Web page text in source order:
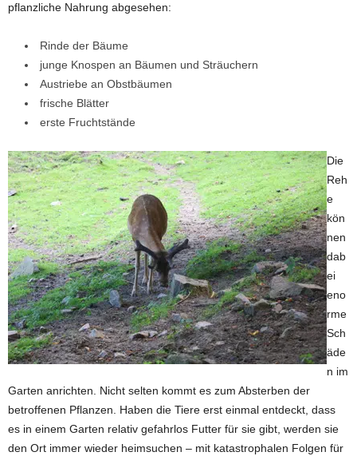
pflanzliche Nahrung abgesehen:
Rinde der Bäume
junge Knospen an Bäumen und Sträuchern
Austriebe an Obstbäumen
frische Blätter
erste Fruchtstände
Die
Reh
e
kön
nen
dab
ei
eno
rme
Sch
äde
n im
Garten anrichten. Nicht selten kommt es zum Absterben der
betroffenen Pflanzen. Haben die Tiere erst einmal entdeckt, dass
es in einem Garten relativ gefahrlos Futter für sie gibt, werden sie
den Ort immer wieder heimsuchen – mit katastrophalen Folgen für